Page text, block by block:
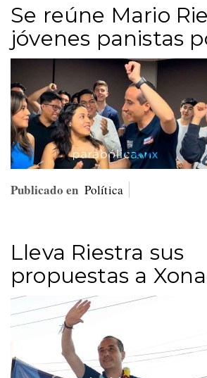
Se reúne Mario
jóvenes panistas
Publicado en Política
Lleva Riestra sus
propuestas a